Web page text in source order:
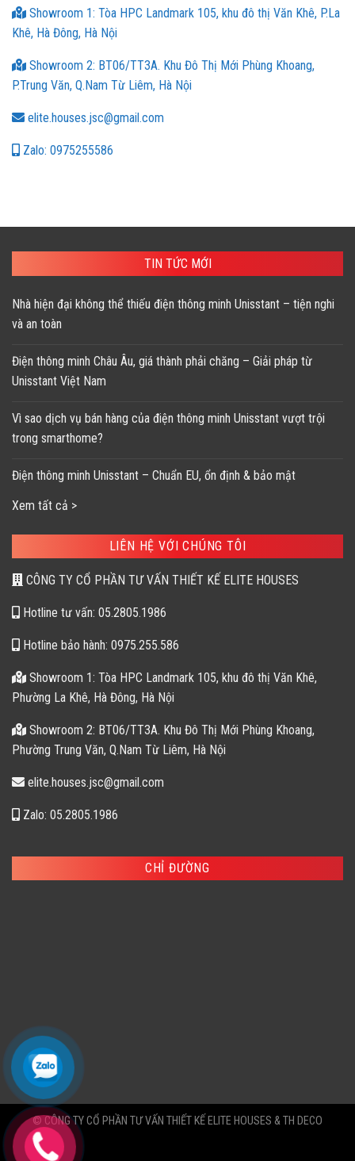
Showroom 1: Tòa HPC Landmark 105, khu đô thị Văn Khê, P.La
Khê, Hà Đông, Hà Nội
Showroom 2: BT06/TT3A. Khu Đô Thị Mới Phùng Khoang,
P.Trung Văn, Q.Nam Từ Liêm, Hà Nội
elite.houses.jsc@gmail.com
Zalo: 0975255586
TIN TỨC MỚI
Nhà hiện đại không thể thiếu điện thông minh Unisstant – tiện nghi
và an toàn
Điện thông minh Châu Âu, giá thành phải chăng – Giải pháp từ
Unisstant Việt Nam
Vì sao dịch vụ bán hàng của điện thông minh Unisstant vượt trội
trong smarthome?
Điện thông minh Unisstant – Chuẩn EU, ổn định & bảo mật
Xem tất cả >
LIÊN HỆ VỚI CHÚNG TÔI
CÔNG TY CỔ PHẦN TƯ VẤN THIẾT KẾ ELITE HOUSES
Hotline tư vấn: 05.2805.1986
Hotline bảo hành: 0975.255.586
Showroom 1: Tòa HPC Landmark 105, khu đô thị Văn Khê,
Phường La Khê, Hà Đông, Hà Nội
Showroom 2: BT06/TT3A. Khu Đô Thị Mới Phùng Khoang,
Phường Trung Văn, Q.Nam Từ Liêm, Hà Nội
elite.houses.jsc@gmail.com
Zalo: 05.2805.1986
CHỈ ĐƯỜNG
© CÔNG TY CỔ PHẦN TƯ VẤN THIẾT KẾ ELITE HOUSES & TH DECO